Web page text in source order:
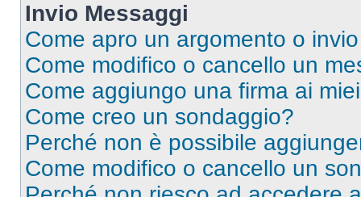
Invio Messaggi
Come apro un argomento o
Come modifico o cancello un
Come aggiungo una firma ai
Come creo un sondaggio?
Perché non è possibile
Come modifico o cancello un